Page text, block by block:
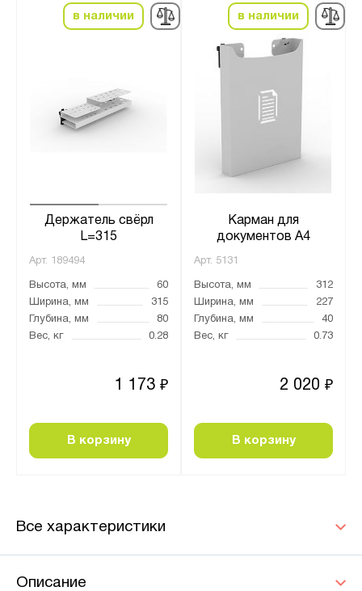
в наличии
Держатель свёрл
L=315
Арт. 189494
Высота, мм
60
Ширина, мм
315
Глубина, мм
80
Вес, кг
0.28
1 173 ₽
В корзину
в наличии
Карман для
документов А4
Арт. 5131
Высота, мм
312
Ширина, мм
227
Глубина, мм
40
Вес, кг
0.73
2 020 ₽
В корзину
Все характеристики
Описание